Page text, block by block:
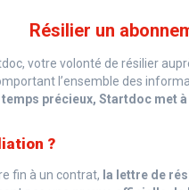
Résilier un
votre volonté de résilier
l’ensemble des
précieux, Startdoc
?
fin à un contrat, la lettre de